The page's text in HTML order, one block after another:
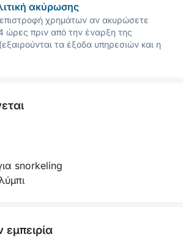
ακύρωσης
χρημάτων αν ακυρώσετε
ώρες πριν από την έναρξη της
τα έξοδα υπηρεσιών και η
snorkeling
εμπειρία